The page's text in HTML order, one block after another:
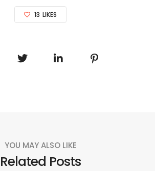
13 LIKES
YOU MAY ALSO LIKE
Related Posts